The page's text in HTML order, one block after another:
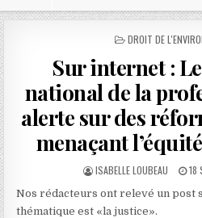
POSTED
DROIT DE
Sur internet :
national de la
alerte sur des
menaçant
AUTHOR:
ISABELLE LOUBEAU 18
Nos rédacteurs ont relevé un post
thématique est «la justice».